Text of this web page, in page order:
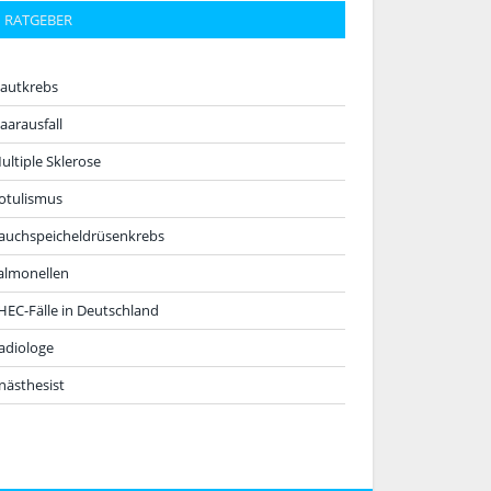
RATGEBER
Sklerose
Fälle in Deutschland